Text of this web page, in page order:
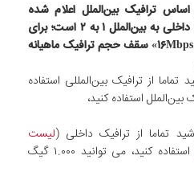
ترافیک بین‌الملل اعلام شده
است که نسبت مصرف ترافیک داخلی به بین‌الملل ۱ به ۲ است؛ برای
مثال در سرویس «سرعت ثابت ۱۶Mbps» سقف حجم ترافیک ماهیانه
از ترافیک بین‌المللی استفاده
استفاده کنید،
تماما از ترافیک داخلی (لیست
) استفاده کنید، می توانید ۱.۰۰۰ گیگ